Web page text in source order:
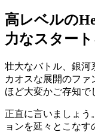
高レベルの
力なスター
壮大なバトル、銀河
カオスな展開のフ
ほど大変かご存知で
正直に言いましょう
ョンを延々とこな